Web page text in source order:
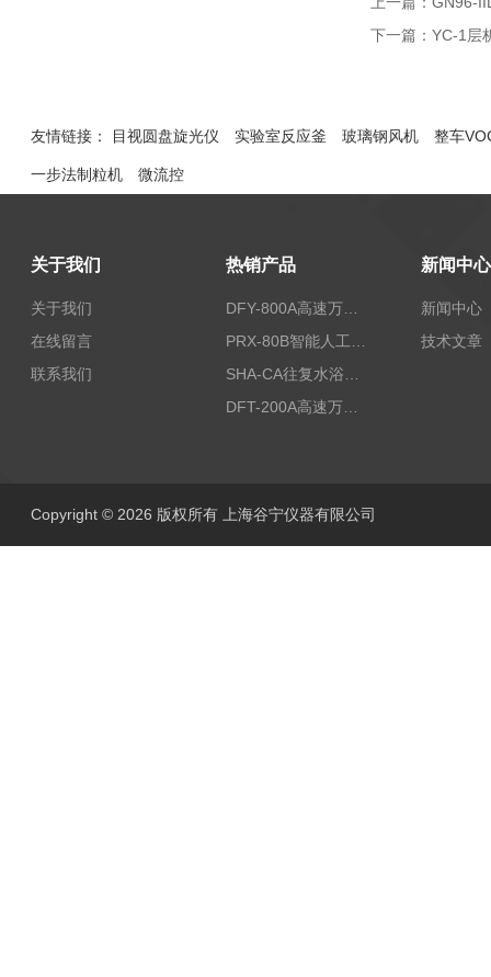
下一篇： YC-1层
友情链接： 目视圆盘旋光仪 实验室反应釜 玻璃钢风机 整车
一步法制粒机 微流控
关于我们
关于我们
在线留言
联系我们
热销产品 新闻中心
新闻中心
技术文章
Copyright © 2026 版权所有 上海谷宁仪器有限公司